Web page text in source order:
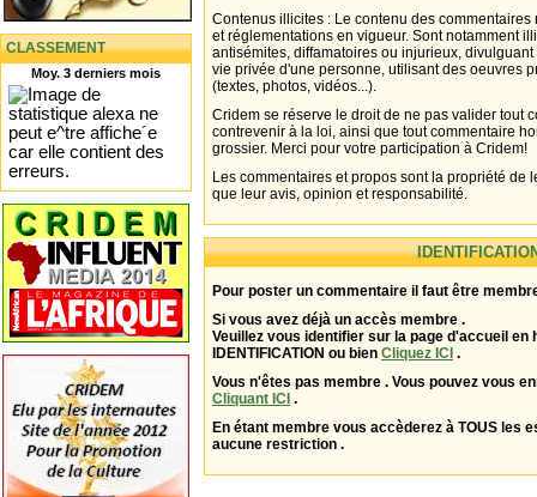
CLASSEMENT
Moy. 3 derniers mois
Contenus illicites : Le contenu des
et réglementations en vigueur. Sont notamment
antisémites, diffamatoires ou injurieux,
vie privée d'une personne, utilisant des oeuvres
(textes, photos, vidéos...).
Cridem se réserve le droit de ne pas valider tout
contrevenir à la loi, ainsi que tout commentaire
grossier. Merci pour votre participation à Cridem!
Les commentaires et propos sont la propriété de
que leur avis, opinion et responsabilité.
Pour poster un commentaire il faut être
Si vous avez déjà un accès membre .
Veuillez vous identifier sur la page d'accueil en
IDENTIFICATION ou bien Cliquez ICI .
Vous n'êtes pas membre . Vous pouvez vous
Cliquant ICI .
En étant membre vous accèderez à TOUS les
aucune restriction .